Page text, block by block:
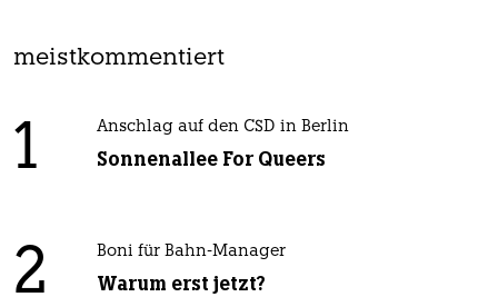
meistkommentiert
1 Anschlag auf den CSD in Berlin
Sonnenallee For Queers
2 Boni für Bahn-Manager
Warum erst jetzt?